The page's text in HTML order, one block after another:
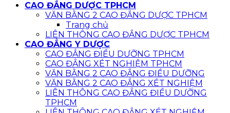
CAO ĐẲNG DƯỢC TPHCM
VĂN BẰNG 2 CAO ĐẲNG DƯỢC TPHCM
Trang chủ
LIÊN THÔNG CAO ĐẲNG DƯỢC TPHCM
CAO ĐẲNG Y DƯỢC
CAO ĐẲNG ĐIỀU DƯỠNG TPHCM
CAO ĐẲNG XÉT NGHIỆM TPHCM
VĂN BẰNG 2 CAO ĐẲNG ĐIỀU DƯỠNG
VĂN BẰNG 2 CAO ĐẲNG XÉT NGHIỆM
LIÊN THÔNG CAO ĐẲNG ĐIỀU DƯỠNG
TPHCM